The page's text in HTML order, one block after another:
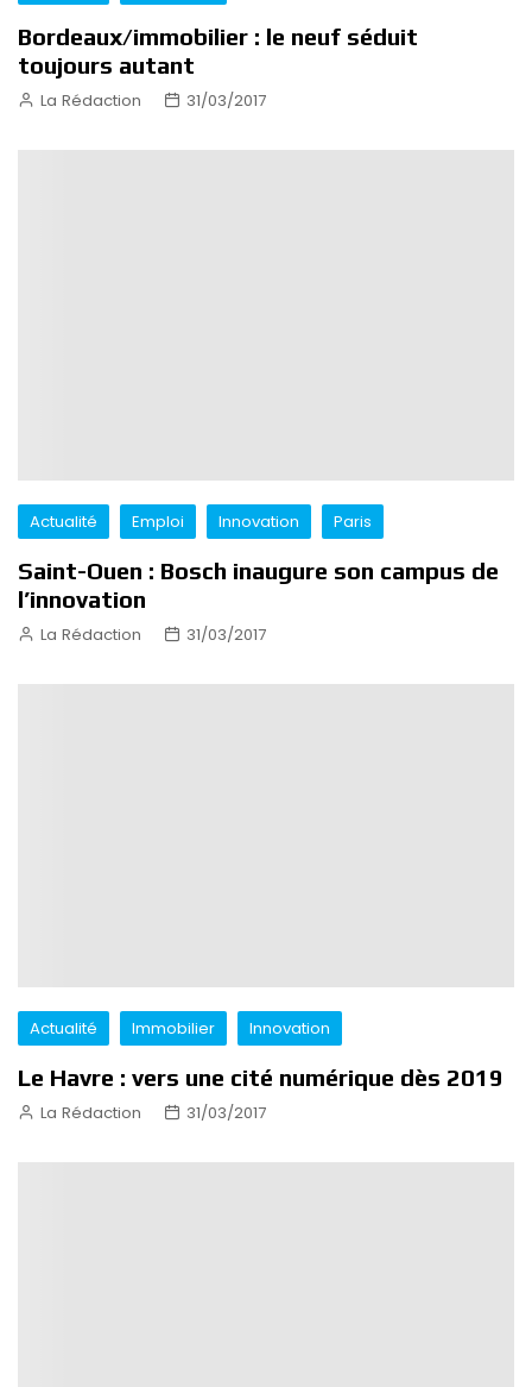
Bordeaux/immobilier : le neuf séduit
toujours autant
La Rédaction 31/03/2017
Actualité Emploi Innovation Paris
Saint-Ouen : Bosch inaugure son campus de
l’innovation
La Rédaction 31/03/2017
Actualité Immobilier Innovation
Le Havre : vers une cité numérique dès 2019
La Rédaction 31/03/2017